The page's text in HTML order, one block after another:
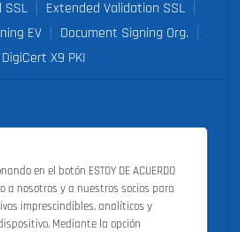
SSL
Extended Validation SSL
EV
Document Signing Org.
DigiCert X9 PKI
Award 2018, 2019, 2020, 2021,
en el botón ESTOY DE ACUERDO
a nosotros y a nuestros socios para
imprescindibles, analíticos y
Mediante la opción